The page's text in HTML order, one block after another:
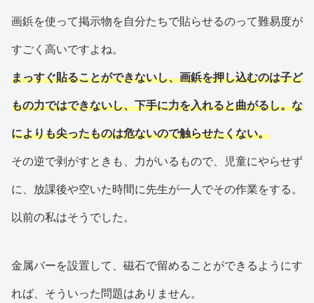
画鋲を使って掲示物を自分たちで貼らせるのって難易度が
すごく高いですよね。
まっすぐ貼ることができないし、画鋲を押し込むのは子ど
もの力ではできないし、下手に力を入れると曲がるし。な
によりも尖ったものは危ないので触らせたくない。
その逆で剥がすときも、力がいるもので、児童にやらせず
に、放課後や空いた時間に先生が一人でその作業をする。
以前の私はそうでした。
金属バーを設置して、磁石で留めることができるようにす
れば、そういった問題はありません。